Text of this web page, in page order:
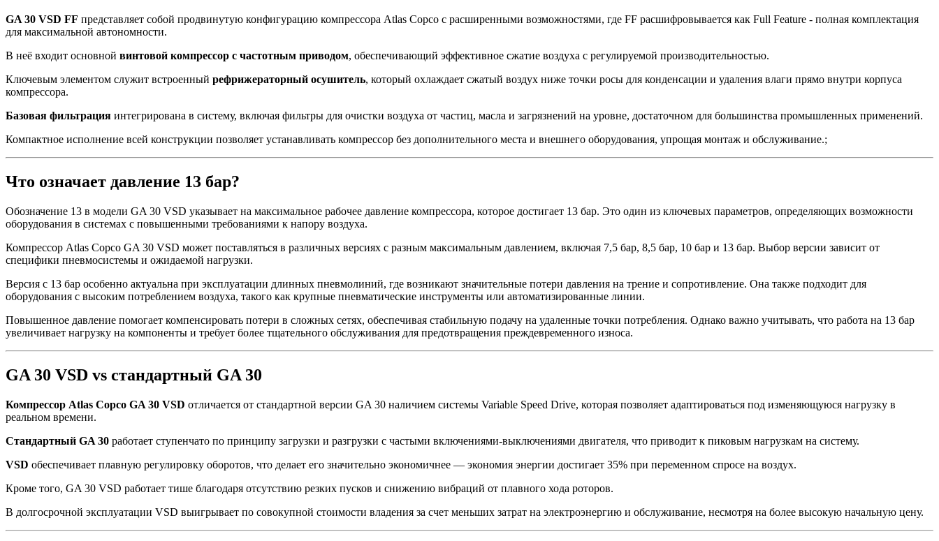
GA 30 VSD FF представляет собой продвинутую конфигурацию компрессора Atlas Copco с расширенными возможностями, где FF расшифровывается как Full Feature - полная комплектация
для максимальной автономности.
В неё входит основной винтовой компрессор с частотным приводом, обеспечивающий эффективное сжатие воздуха с регулируемой производительностью.
Ключевым элементом служит встроенный рефрижераторный осушитель, который охлаждает сжатый воздух ниже точки росы для конденсации и удаления влаги прямо внутри корпуса
компрессора.
Базовая фильтрация интегрирована в систему, включая фильтры для очистки воздуха от частиц, масла и загрязнений на уровне, достаточном для большинства промышленных применений.
Компактное исполнение всей конструкции позволяет устанавливать компрессор без дополнительного места и внешнего оборудования, упрощая монтаж и обслуживание.;
Что означает давление 13 бар?
Обозначение 13 в модели GA 30 VSD указывает на максимальное рабочее давление компрессора, которое достигает 13 бар. Это один из ключевых параметров, определяющих возможности
оборудования в системах с повышенными требованиями к напору воздуха.
Компрессор Atlas Copco GA 30 VSD может поставляться в различных версиях с разным максимальным давлением, включая 7,5 бар, 8,5 бар, 10 бар и 13 бар. Выбор версии зависит от
специфики пневмосистемы и ожидаемой нагрузки.
Версия с 13 бар особенно актуальна при эксплуатации длинных пневмолиний, где возникают значительные потери давления на трение и сопротивление. Она также подходит для
оборудования с высоким потреблением воздуха, такого как крупные пневматические инструменты или автоматизированные линии.
Повышенное давление помогает компенсировать потери в сложных сетях, обеспечивая стабильную подачу на удаленные точки потребления. Однако важно учитывать, что работа на 13 бар
увеличивает нагрузку на компоненты и требует более тщательного обслуживания для предотвращения преждевременного износа.
GA 30 VSD vs стандартный GA 30
Компрессор Atlas Copco GA 30 VSD отличается от стандартной версии GA 30 наличием системы Variable Speed Drive, которая позволяет адаптироваться под изменяющуюся нагрузку в
реальном времени.
Стандартный GA 30 работает ступенчато по принципу загрузки и разгрузки с частыми включениями-выключениями двигателя, что приводит к пиковым нагрузкам на систему.
VSD обеспечивает плавную регулировку оборотов, что делает его значительно экономичнее — экономия энергии достигает 35% при переменном спросе на воздух.
Кроме того, GA 30 VSD работает тише благодаря отсутствию резких пусков и снижению вибраций от плавного хода роторов.
В долгосрочной эксплуатации VSD выигрывает по совокупной стоимости владения за счет меньших затрат на электроэнергию и обслуживание, несмотря на более высокую начальную цену.